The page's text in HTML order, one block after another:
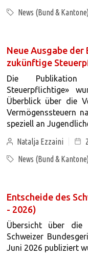
News (Bund & Kantone)
Neue Ausgabe
zukünftige
Die
Steuerpflichtige»
Überblick über die
Vermögenssteuern
speziell an
Natalja Ezzaini
News (Bund & Kantone)
Entscheide des
- 2026)
Übersicht über die
Schweizer
Juni 2026 publiziert